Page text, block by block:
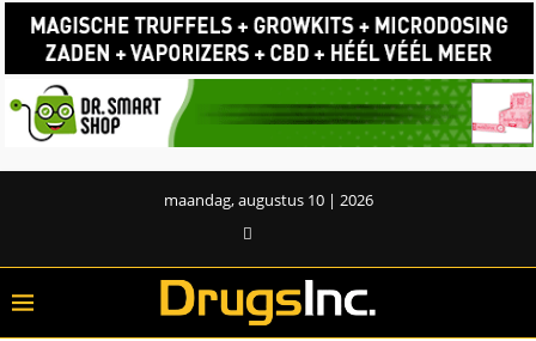
maandag, augustus 10 | 2026